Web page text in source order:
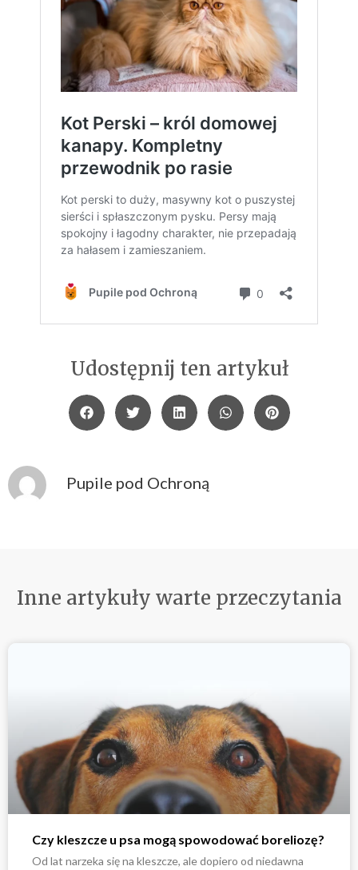
Udostępnij ten artykuł
Pupile pod Ochroną
Inne artykuły warte przeczytania
Czy kleszcze u psa mogą spowodować boreliozę?
Od lat narzeka się na kleszcze, ale dopiero od niedawna